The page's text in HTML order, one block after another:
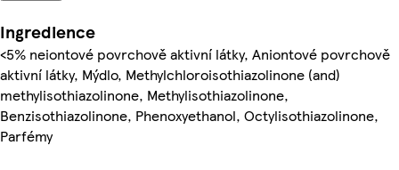
Ingredience
<5% neiontové povrchově aktivní látky, Aniontové povrchově
aktivní látky, Mýdlo, Methylchloroisothiazolinone (and)
methylisothiazolinone, Methylisothiazolinone,
Benzisothiazolinone, Phenoxyethanol, Octylisothiazolinone,
Parfémy